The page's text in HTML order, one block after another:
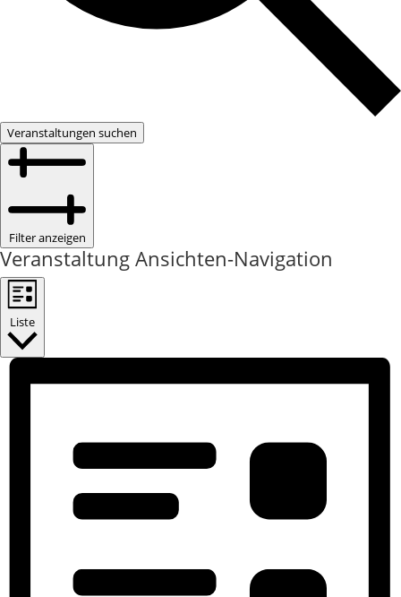
Veranstaltungen suchen
Filter anzeigen
Veranstaltung Ansichten-Navigation
Liste